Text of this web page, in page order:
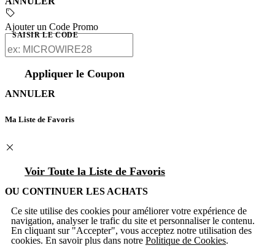
Ajouter un Code Promo
SAISIR LE CODE
Appliquer le Coupon
ANNULER
Ma Liste de Favoris
Voir Toute la Liste de Favoris
OU CONTINUER LES ACHATS
Ce site utilise des cookies pour améliorer votre expérience de
navigation, analyser le trafic du site et personnaliser le contenu.
En cliquant sur "Accepter", vous acceptez notre utilisation des
cookies. En savoir plus dans notre Politique de Cookies.